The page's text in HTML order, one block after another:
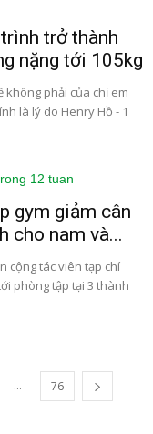
trở thành
nặng tới 105kg
không phải của chị em
là lý do Henry Hồ - 1
gym giảm cân
cho nam và...
cộng tác viên tạp chí
phòng tập tại 3 thành
... 76